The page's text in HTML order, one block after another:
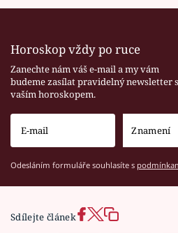
Horoskop vždy po ruce
Zanechte nám váš e-mail a my vám
budeme zasílat pravidelný newsletter s
vaším horoskopem.
Odesláním formuláře souhlasíte s
Sdílejte článek